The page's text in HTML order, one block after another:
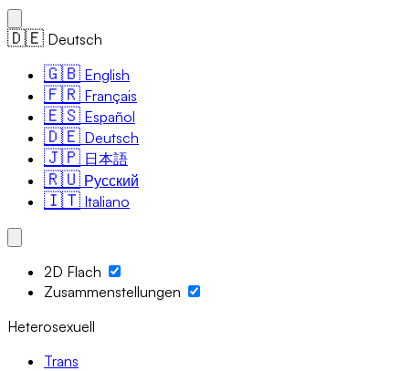
🇩🇪 Deutsch
🇬🇧 English
🇫🇷 Français
🇪🇸 Español
🇩🇪 Deutsch
🇯🇵 日本語
🇷🇺 Русский
🇮🇹 Italiano
2D Flach
Zusammenstellungen
Heterosexuell
Trans